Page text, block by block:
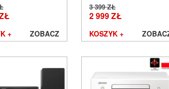
+ ZOBACZ
WROCŁAW
3 399 ZŁ
2 999 ZŁ
KOSZYK +